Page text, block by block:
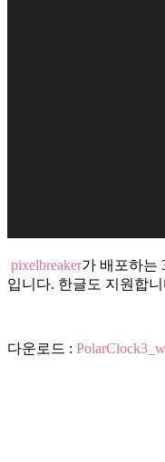
pixelbreaker가 배포하는
입니다. 한글도 지원합니
다운로드 :